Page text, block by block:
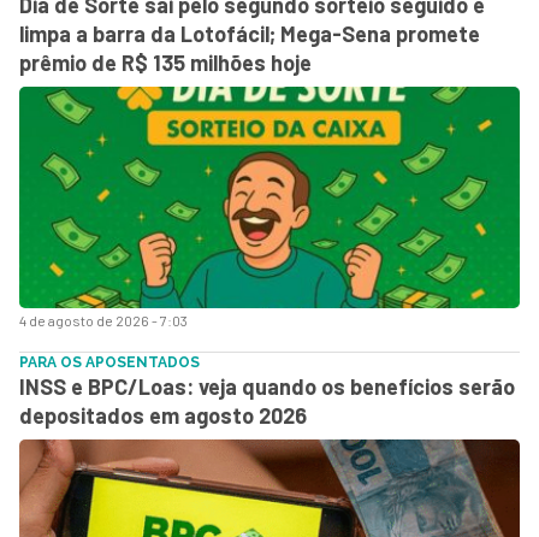
4 de agosto de 2026 - 7:03
limpa a barra da Lotofácil; Mega-Sena promete
prêmio de R$ 135 milhões hoje
PARA OS APOSENTADOS
INSS e BPC/Loas: veja quando os benefícios serão
depositados em agosto 2026